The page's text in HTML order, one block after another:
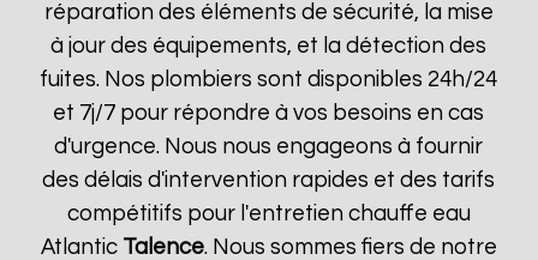
réparation des éléments de sécurité, la mise
à jour des équipements, et la détection des
fuites. Nos plombiers sont disponibles 24h/24
et 7j/7 pour répondre à vos besoins en cas
d'urgence. Nous nous engageons à fournir
des délais d'intervention rapides et des tarifs
compétitifs pour l'entretien chauffe eau
Atlantic Talence. Nous sommes fiers de notre